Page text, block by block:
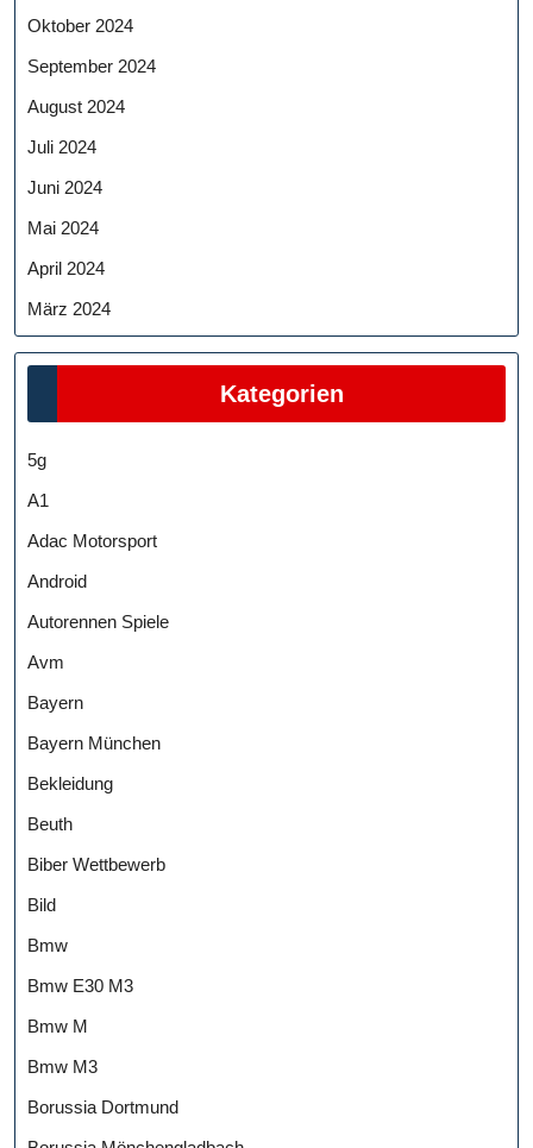
Oktober 2024
September 2024
August 2024
Juli 2024
Juni 2024
Mai 2024
April 2024
März 2024
Kategorien
5g
A1
Adac Motorsport
Android
Autorennen Spiele
Avm
Bayern
Bayern München
Bekleidung
Beuth
Biber Wettbewerb
Bild
Bmw
Bmw E30 M3
Bmw M
Bmw M3
Borussia Dortmund